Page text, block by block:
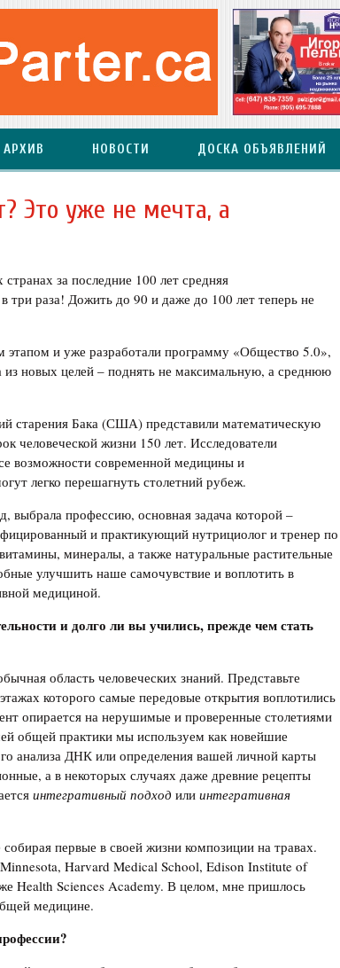
АРХИВ НОВОСТИ ДОСКА ОБЪЯВЛЕНИЙ
Это уже не мечта, а
за последние 100 лет средняя
три раза! Дожить до 90 и даже до 100 лет теперь не
и уже разработали программу «Общество 5.0»,
из новых целей – поднять не максимальную, а среднюю
старения Бака (США) представили математическую
человеческой жизни 150 лет. Исследователи
возможности современной медицины и
легко перешагнуть столетний рубеж.
выбрала профессию, основная задача которой –
и практикующий нутрициолог и тренер по
минералы, а также натуральные растительные
улучшить наше самочувствие и воплотить в
медициной.
и долго ли вы учились, прежде чем стать
область человеческих знаний. Представьте
которого самые передовые открытия воплотились
опирается на нерушимые и проверенные столетиями
общей практики мы используем как новейшие
анализа ДНК или определения вашей личной карты
а в некоторых случаях даже древние рецепты
интегративный подход или интегративная
первые в своей жизни композиции на травах.
Harvard Medical School, Edison Institute of
Health Sciences Academy. В целом, мне пришлось
медицине.